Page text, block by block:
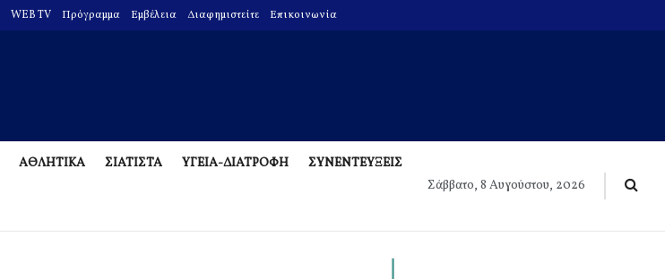
WEB TV Πρόγραμμα Εμβέλεια Διαφημιστείτε Επικοινωνία
ΑΘΛΗΤΙΚΑ ΣΙΑΤΙΣΤΑ ΥΓΕΙΑ-ΔΙΑΤΡΟΦΗ ΣΥΝΕΝΤΕΥΞΕΙΣ
Σάββατο, 8 Αυγούστου, 2026